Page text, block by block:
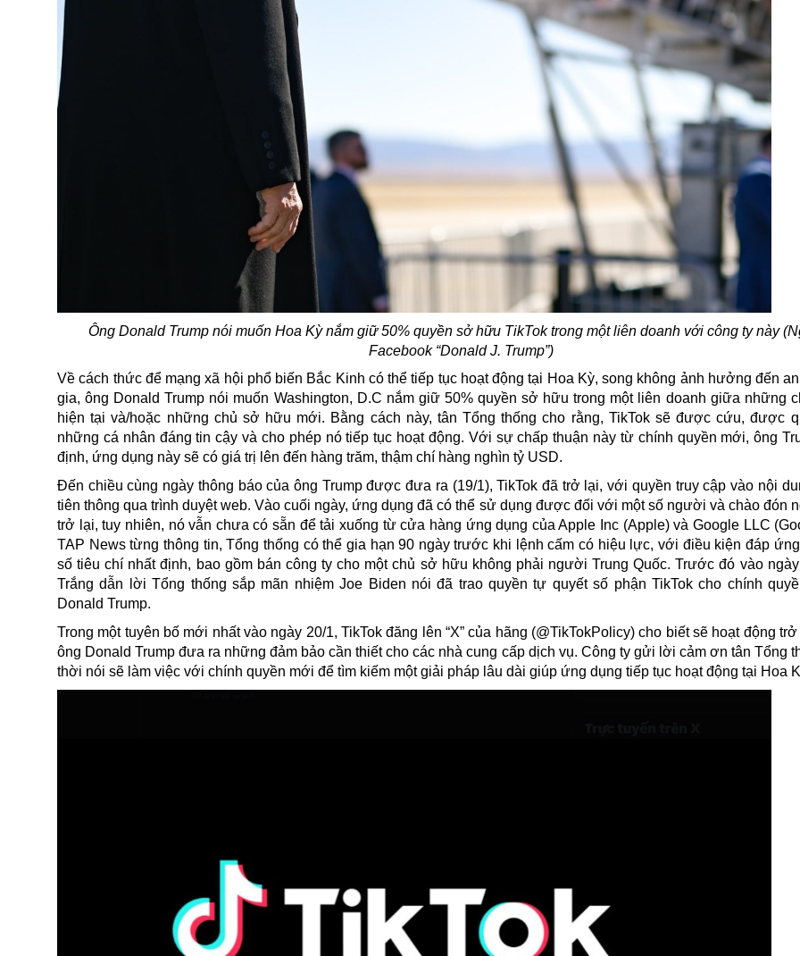
Ông Donald Trump nóimuốn Hoa Kỳ nắm giữ 50% quyền sở hữu TikTok trong một liên doanh với công ty này
Facebook “Donald J. Trump”)
Về cách thức để mạng xã hội phổ biến Bắc Kinh có thể tiếp tục hoạt động tại Hoa Kỳ, song không ảnh hưởng đến
gia, ông DonaldTrump nói muốn Washington, D.C nắm giữ 50% quyền sở hữu trong một liên doanh giữa những
hiện tại và/hoặc những chủ sở hữu mới. Bằng cách này, tân Tổng thống cho rằng, TikTok sẽ được cứu, được
những cá nhân đáng tin cậy và cho phép nó tiếp tục hoạt động. Với sự chấp thuận này từ chính quyền mới, ông
định, ứng dụng này sẽ có giá trị lên đến hàng trăm, thậm chí hàng nghìn tỷ USD.
Đến chiều cùng ngày thông báo của ông Trump được đưa ra (19/1), TikTok đã trở lại, với quyền truy cập vào nội
tiên thông qua trình duyệt web. Vào cuối ngày, ứng dụng đã có thể sử dụng được đối với một số người và chào đón
trở lại, tuy nhiên, nó vẫn chưa có sẵn để tải xuống từ cửa hàng ứng dụng của Apple Inc (Apple) và Google LLC
TAP News từng thông tin, Tổng thống có thể gia hạn 90 ngày trước khi lệnh cấm có hiệu lực, với điều kiện đáp
số tiêu chí nhất định, bao gồm bán công ty cho một chủ sở hữu không phải người Trung Quốc. Trước đó vào
Trắng dẫn lời Tổng thống sắp mãn nhiệm Joe Biden nói đã trao quyền tự quyết số phận TikTok cho chính
Donald Trump.
Trong một tuyên bố mới nhất vào ngày 20/1, TikTokđăng lên “X” của hãng (@TikTokPolicy) cho biết sẽ hoạt động
ông Donald Trump đưa ra những đảm bảo cần thiết cho các nhà cung cấp dịch vụ. Công ty gửi lời cảm ơn tân Tổng
thời nói sẽ làm việc với chính quyền mới để tìm kiếm một giải pháp lâu dài giúp ứng dụng tiếp tục hoạt động tại Hoa